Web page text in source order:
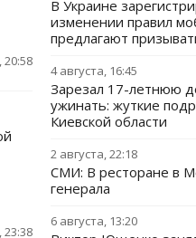
20:58
23:38
В Украине
изменении правил
предлагают
4 августа, 16:45
Зарезал 17-летнюю
ужинать: жуткие
Киевской области
2 августа, 22:18
СМИ: В ресторане в
генерала
6 августа, 13:20